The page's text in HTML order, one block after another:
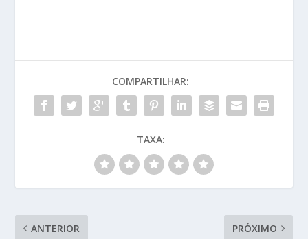
COMPARTILHAR:
TAXA:
ANTERIOR PRÓXIMO